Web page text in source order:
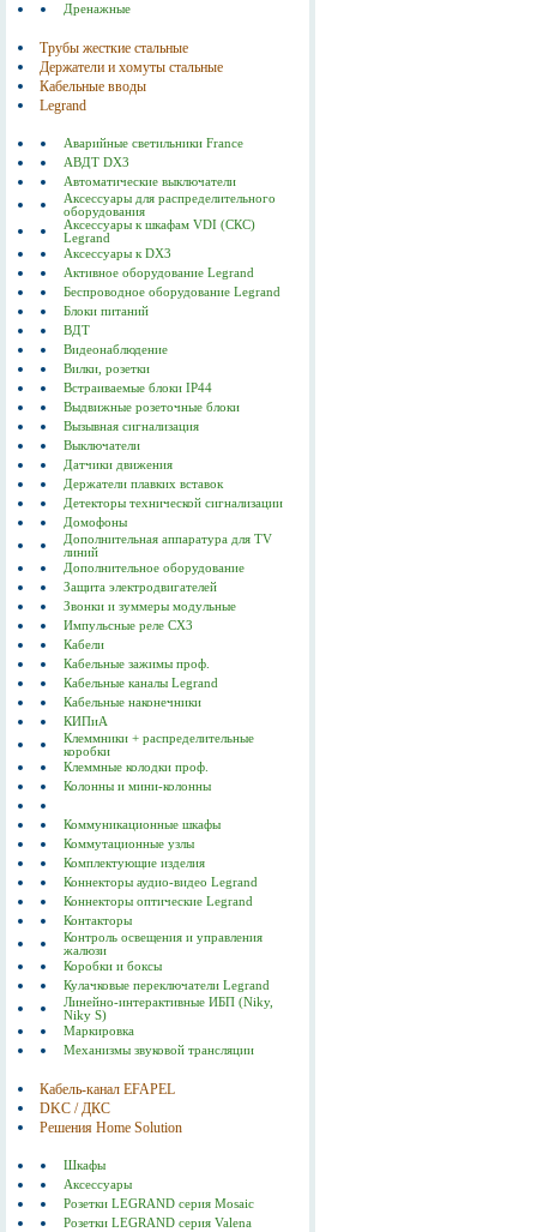
Дренажные
Трубы жесткие стальные
Держатели и хомуты стальные
Кабельные вводы
Legrand
Аварийные светильники France
АВДТ DX3
Автоматические выключатели
Аксессуары для распределительного
оборудования
Аксессуары к шкафам VDI (СКС)
Legrand
Аксессуары к DX3
Активное оборудование Legrand
Беспроводное оборудование Legrand
Блоки питаний
ВДТ
Видеонаблюдение
Вилки, розетки
Встраиваемые блоки IP44
Выдвижные розеточные блоки
Вызывная сигнализация
Выключатели
Датчики движения
Держатели плавких вставок
Детекторы технической сигнализации
Домофоны
Дополнительная аппаратура для TV
линий
Дополнительное оборудование
Защита электродвигателей
Звонки и зуммеры модульные
Импульсные реле CX3
Кабели
Кабельные зажимы проф.
Кабельные каналы Legrand
Кабельные наконечники
КИПиА
Клеммники + распределительные
коробки
Клеммные колодки проф.
Колонны и мини-колонны
Коммуникационные шкафы
Коммутационные узлы
Комплектующие изделия
Коннекторы аудио-видео Legrand
Коннекторы оптические Legrand
Контакторы
Контроль освещения и управления
жалюзи
Коробки и боксы
Кулачковые переключатели Legrand
Линейно-интерактивные ИБП (Niky,
Niky S)
Маркировка
Механизмы звуковой трансляции
Кабель-канал EFAPEL
DKC / ДКС
Решения Home Solution
Шкафы
Аксессуары
Розетки LEGRAND серия Mosaic
Розетки LEGRAND серия Valena